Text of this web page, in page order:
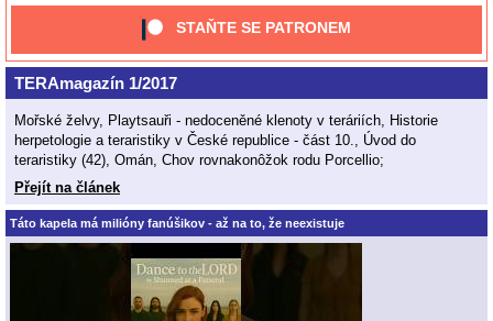
STAŇTE SE PATRONEM
TERAmagazín 1/2017
Mořské želvy, Playtsauři - nedoceněné klenoty v teráriích, Historie
herpetologie a teraristiky v České republice - část 10., Úvod do
teraristiky (42), Omán, Chov rovnakonôžok rodu Porcellio;
Přejít na článek
Táto kapela má milióny fanúšikov - až na to, že neexistuje